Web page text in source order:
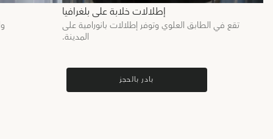
إطلالات خلابة على بلغرافيا
تقع في الطابق العلوي وتوفر إطلالات بانورامية على
المدينة.
بادر بالحجز